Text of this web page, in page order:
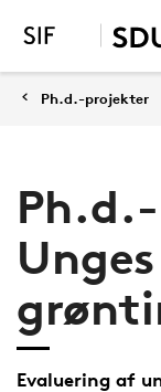
Ph.d.-projekter
Evaluering af